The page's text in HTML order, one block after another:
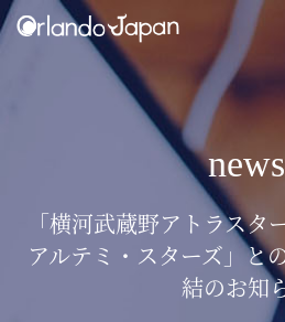
news
「横河武蔵野アトラスタ
アルテミ・スターズ」と
結のお知